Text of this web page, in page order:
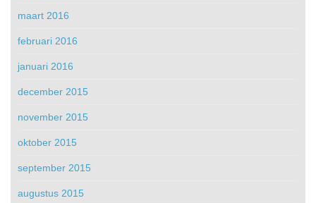
maart 2016
februari 2016
januari 2016
december 2015
november 2015
oktober 2015
september 2015
augustus 2015